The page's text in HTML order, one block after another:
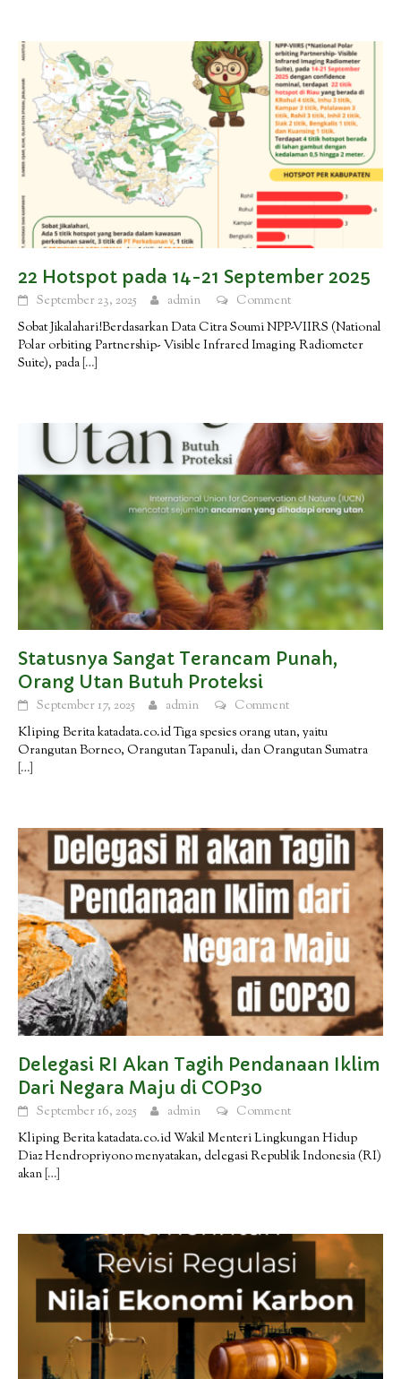
22 Hotspot pada 14-21 September 2025
September 23, 2025 admin
Comment
Sobat Jikalahari!Berdasarkan Data Citra Soumi NPP-VIIRS (National
Polar orbiting Partnership- Visible Infrared Imaging Radiometer
Suite), pada […]
Statusnya Sangat Terancam Punah,
Orang Utan Butuh Proteksi
September 17, 2025 admin
Comment
Kliping Berita katadata.co.id Tiga spesies orang utan, yaitu
Orangutan Borneo, Orangutan Tapanuli, dan Orangutan Sumatra
[…]
Delegasi RI Akan Tagih Pendanaan Iklim
Dari Negara Maju di COP30
September 16, 2025 admin
Comment
Kliping Berita katadata.co.id Wakil Menteri Lingkungan Hidup
Diaz Hendropriyono menyatakan, delegasi Republik Indonesia (RI)
akan […]